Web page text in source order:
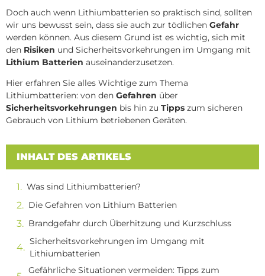
Doch auch wenn Lithiumbatterien so praktisch sind, sollten
wir uns bewusst sein, dass sie auch zur tödlichen Gefahr
werden können. Aus diesem Grund ist es wichtig, sich mit
den Risiken und Sicherheitsvorkehrungen im Umgang mit
Lithium Batterien auseinanderzusetzen.
Hier erfahren Sie alles Wichtige zum Thema
Lithiumbatterien: von den Gefahren über
Sicherheitsvorkehrungen bis hin zu Tipps zum sicheren
Gebrauch von Lithium betriebenen Geräten.
INHALT DES ARTIKELS
Was sind Lithiumbatterien?
Die Gefahren von Lithium Batterien
Brandgefahr durch Überhitzung und Kurzschluss
Sicherheitsvorkehrungen im Umgang mit
Lithiumbatterien
Gefährliche Situationen vermeiden: Tipps zum